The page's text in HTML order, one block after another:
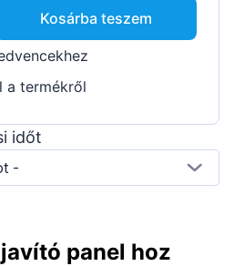
Kosárba teszem
a termékről
időt
-
panel hoz